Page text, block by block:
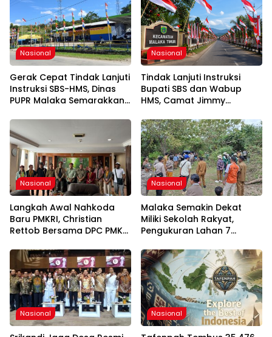
Nasional
Gerak Cepat Tindak Lanjuti
Instruksi SBS-HMS, Dinas
PUPR Malaka Semarakkan
Nasional
Tindak Lanjuti Instruksi
Bupati SBS dan Wabup
HMS, Camat Jimmy
Kades Semarakkan HUT
ke-81 RI
Nasional
Langkah Awal Nahkoda
Baru PMKRI, Christian
Rettob Bersama DPC PMKRI
Manggarai Perkuat
Kolaborasi Masa Depan
Nasional
Malaka Semakin Dekat
Miliki Sekolah Rakyat,
Pengukuran Lahan 7
Dimulai
Nasional Nasional